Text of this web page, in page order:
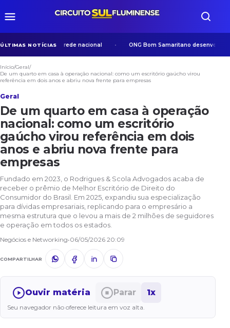
ÚLTIMAS NOTÍCIAS
destaque em rede nacional ONG Bom Samaritano desenvolve
Início/Geral/
De um quarto em casa à operação nacional: como um escritório gaúcho virou
referência em dois anos e abriu nova frente para empresas
Geral
De um quarto em casa à operação
nacional: como um escritório
gaúcho virou referência em dois
anos e abriu nova frente para
empresas
Fundado em 2023, o Rodrigues & Scola Advogados acaba de
receber o prêmio de Melhor Escritório de Direito do
Consumidor do Brasil. Em 2025, expandiu sua especialização
para dívidas empresariais, replicando para o empresário a
mesma estrutura que o levou a mais de 2 milhões de seguidores
e operação em todos os estados.
Negócios e Networking•06/05/2026 20:09
COMPARTILHAR
Ouvir matéria Parar 1x
Seu navegador não oferece leitura em voz alta.